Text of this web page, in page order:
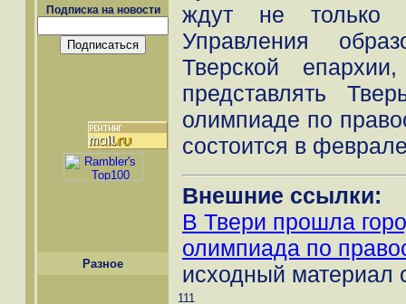
Подписка на новости
Разное
ждут не только
Управления
Тверской
представлять
олимпиаде по
состоится в
Внешние ссылки:
В Твери прошла
олимпиада по
исходный материал
111